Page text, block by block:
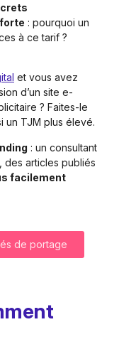
: pourquoi un
à ce tarif ?
et vous avez
d’un site e-
? Faites-le
un TJM plus élevé.
: un consultant
des articles publiés
facilement
de portage